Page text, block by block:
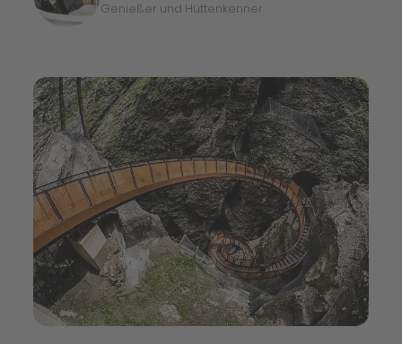
Genießer und Hüttenkenner